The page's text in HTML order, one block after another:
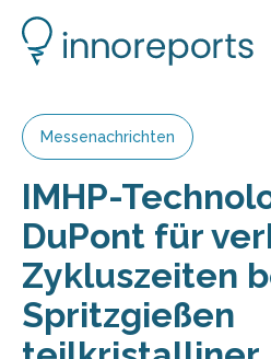
Messenachrichten
IMHP-
DuPont für
Zykluszeiten
Spritzgießen